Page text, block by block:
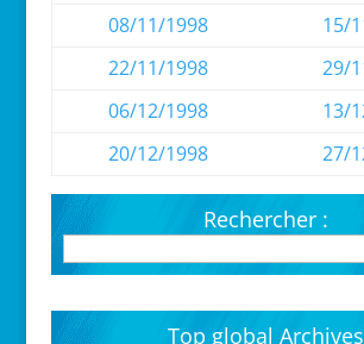
08/11/1998
15/
22/11/1998
29/
06/12/1998
13/
20/12/1998
27/
Rechercher :
Top global Archives